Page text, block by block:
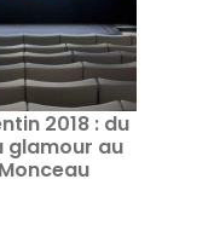
2018 : du
glamour au